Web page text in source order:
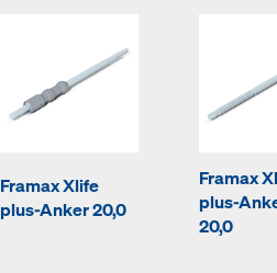
Framax Xlife
plus-Anker 20,0
Framax
plus-
20,0